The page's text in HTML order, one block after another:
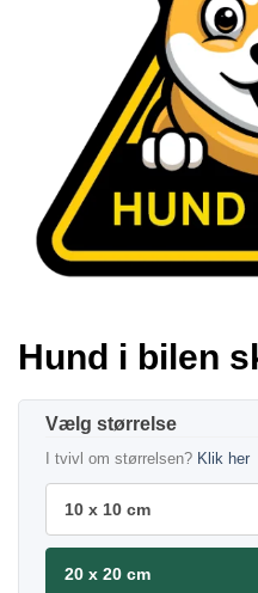
Hund i bilen
størrelse
I tvivl om størrelsen? Klik her
10 x 10 cm
20 x 20 cm